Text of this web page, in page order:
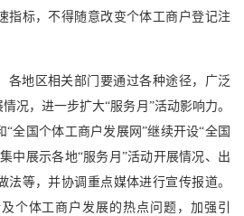
指标，不得随意改变个体工商户登记注
各地区相关部门要通过各种途径，广泛
况，进一步扩大“服务月”活动影响力。
全国个体工商户发展网”继续开设“全国
中展示各地“服务月”活动开展情况、出
法等，并协调重点媒体进行宣传报道。
个体工商户发展的热点问题，加强引